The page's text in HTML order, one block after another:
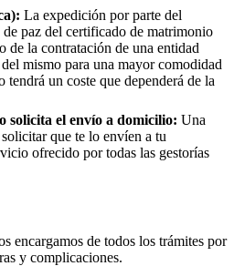
La expedición por parte del
paz del certificado de matrimonio
de la contratación de una entidad
mismo para una mayor comodidad
tendrá un coste que dependerá de la
solicita el envío a domicilio: Una
que te lo envíen a tu
ofrecido por todas las gestorías
encargamos de todos los trámites por
y complicaciones.